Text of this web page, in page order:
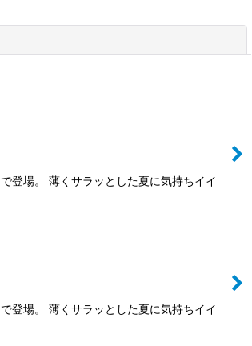
登場。 薄くサラッとした夏に気持ちイイ
登場。 薄くサラッとした夏に気持ちイイ